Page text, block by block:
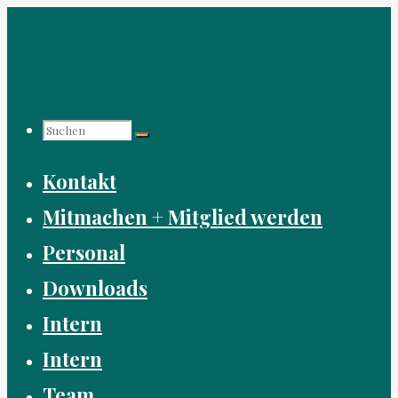
Suchen
Suchen
nach:
Suchen
Kontakt
Mitmachen + Mitglied werden
Personal
Downloads
Intern
Intern